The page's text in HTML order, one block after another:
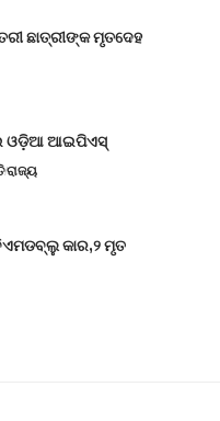
ଛାତ୍ରୀଙ୍କ ମୃତଦେହ
ଓଡ଼ିଆ ଆଇପିଏସ୍
ରାଜ୍ୟ
କାର,୨ ମୃତ